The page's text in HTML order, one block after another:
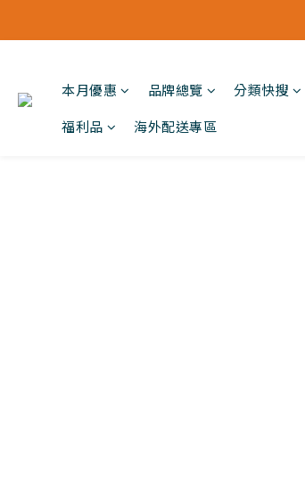
本月優惠 品牌總覽 分類快搜
福利品
海外配送專區